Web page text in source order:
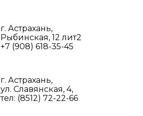
г. Астрахань,
Рыбинская, 12 лит2
+7 (908) 618-35-45‬
г. Астрахань,
ул. Славянская, 4,
тел: (8512) 72-22-66